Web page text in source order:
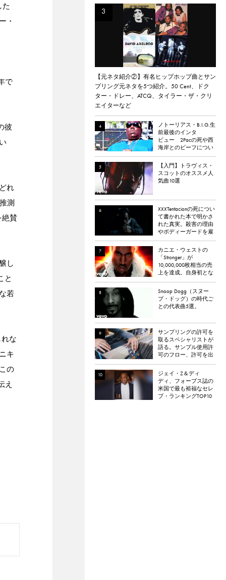
・
で
彼
れ
測
賛
し
と
若
な
キ
の
え
【元ネタ紹介②】有名ヒップホップ曲とサン
プリング元ネタを5つ紹介。50 Cent、ドク
ター・ドレー、ATCQ、タイラー・ザ・クリ
エイターなど
ノトーリアス・B.I.G.生
前最後のインタ
ビュー 2Pacの死や西
海岸とのビーフについ
て語る
【入門】トラヴィス・
スコットのオススメ人
気曲10選
XXXTentacionの死につい
て書かれた本で明かさ
れた真実。殺害の理由
やボディーガードを雇
わなかった理由など。
カニエ・ウェストの
「Stronger」が
10,000,000枚相当の売
上を達成。自身初とな
Snoop Dogg（スヌー
プ・ドッグ）の時代ご
との代表曲5選。
サンプリングの許可を
取るスペシャリストが
語る。サンプル使用許
可のフロー、許可を出
エミネムやドレイクの
例など
ジェイ・Z＆ディ
ディ、フォーブス誌の
米国で最も裕福なセレ
ブ・ランキングTOP10